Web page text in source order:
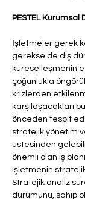
PESTEL Kurumsal
İşletmeler gerek
gerekse de dış
küreselleşmenin
çoğunlukla
krizlerden
karşılaşacakları
önceden tespit
stratejik yönetim
üstesinden
önemli olan iş
işletmenin
Stratejik analiz
durumunu, sahip